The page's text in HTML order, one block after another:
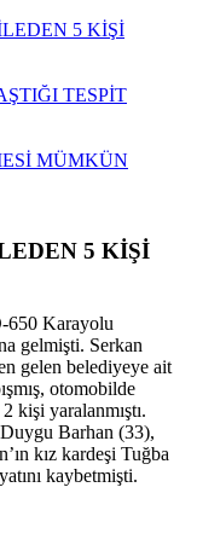
5 KİŞİ
TESPİT
MÜMKÜN
5 KİŞİ
650 Karayolu
gelmişti. Serkan
gelen belediyeye ait
otomobilde
kişi yaralanmıştı.
Barhan (33),
kız kardeşi Tuğba
kaybetmişti.